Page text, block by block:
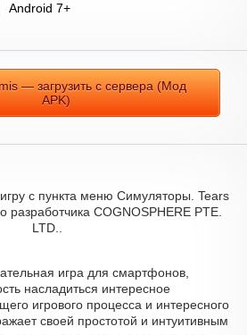
Android 7+
— загрузить с сервера (Мод
APK)
с пункта меню Симуляторы. Tears
разработчика COGNOSPHERE PTE.
LTD..
игра для смартфонов,
насладиться интересное
игрового процесса и интересного
своей простотой и интуитивным